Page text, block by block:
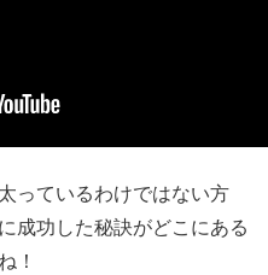
っているわけではない方
成功した秘訣がどこにある
！